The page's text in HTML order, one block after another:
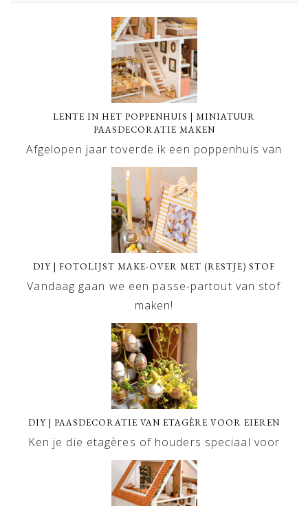
LENTE IN HET POPPENHUIS | MINIATUUR
PAASDECORATIE MAKEN
Afgelopen jaar toverde ik een poppenhuis van
DIY | FOTOLIJST MAKE-OVER MET (RESTJE) STOF
Vandaag gaan we een passe-partout van stof
maken!
DIY | PAASDECORATIE VAN ETAGÈRE VOOR EIEREN
Ken je die etagères of houders speciaal voor